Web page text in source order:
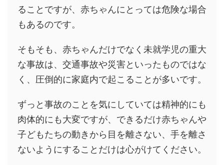
ることですが、赤ちゃんにとっては危険な場合
もあるのです。
そもそも、赤ちゃんだけでなく未就学児の重大
な事故は、交通事故や災害といったものではな
く、圧倒的に家庭内で起こることが多いです。
ずっと事故のことを気にしていては精神的にも
肉体的にも大変ですが、できるだけ赤ちゃんや
子どもたちの動きから目を離さない、手を離さ
ないようにすることだけは心がけてください。